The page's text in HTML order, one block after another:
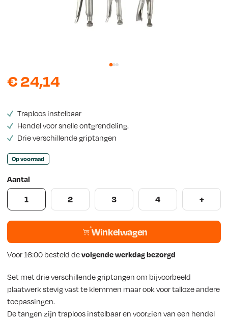
€24,14
Traploos instelbaar
Hendel voor snelle ontgrendeling.
Drie verschillende griptangen
Op voorraad
Aantal
1 2 3 4 +
Winkelwagen
Voor 16:00 besteld devolgende werkdag bezorgd
Set met drie verschillende griptangen om bijvoorbeeld
plaatwerk stevig vast te klemmen maar ook voor talloze andere
toepassingen.
De tangen zijn traploos instelbaar en voorzien van een hendel